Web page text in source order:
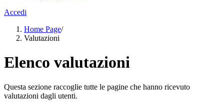
Accedi
Home Page/
Valutazioni
Elenco valutazioni
Questa sezione raccoglie tutte le pagine che hanno ricevuto
valutazioni dagli utenti.